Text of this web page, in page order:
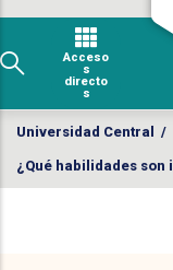
Acceso
s
directo
s
Universidad Central /
¿Qué habilidades son